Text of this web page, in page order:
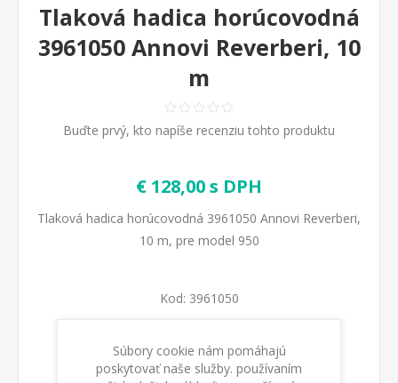
Tlaková hadica horúcovodná
3961050 Annovi Reverberi, 10
m
Buďte prvý, kto napíše recenziu tohto produktu
€ 128,00 s DPH
Tlaková hadica horúcovodná 3961050 Annovi Reverberi,
10 m, pre model 950
Kod: 3961050
Dostupnosť: Na sklade
Súbory cookie nám pomáhajú
poskytovať naše služby. používaním